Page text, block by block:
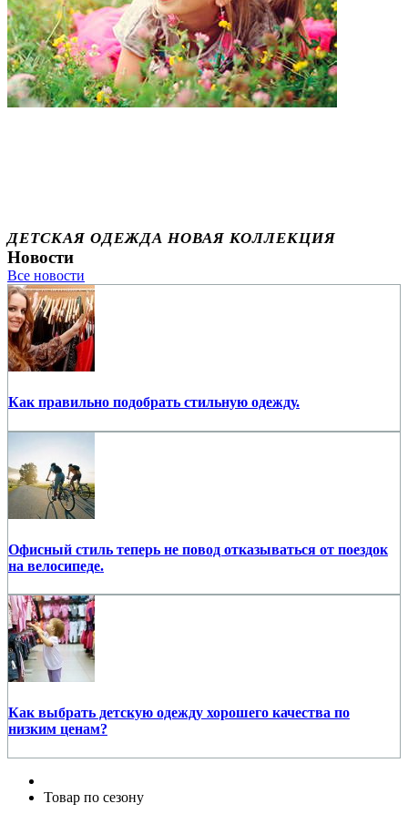
ДЕТСКАЯ ОДЕЖДА НОВАЯ КОЛЛЕКЦИЯ
Новости
Все новости
Как правильно подобрать стильную одежду.
Офисный стиль теперь не повод отказываться от поездок
на велосипеде.
Как выбрать детскую одежду хорошего качества по
низким ценам?
Товар по сезону